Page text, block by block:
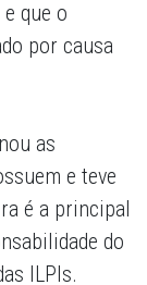
que o
por causa
as
e teve
é a principal
do
ILPIs.